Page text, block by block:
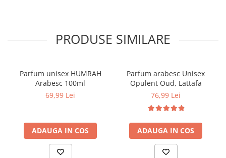
PRODUSE SIMILARE
Parfum unisex HUMRAH
Arabesc 100ml
69,99 Lei
ADAUGA IN COS
Parfum arabesc Unisex
Opulent Oud, Lattafa
76,99 Lei
ADAUGA IN COS